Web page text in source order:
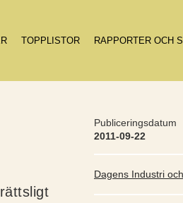
TOPPLISTOR RAPPORTER OCH
Publiceringsdatum
2011-09-22
Dagens Industri